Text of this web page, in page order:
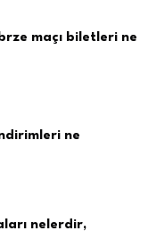
maçı biletleri ne
ne
nelerdir,